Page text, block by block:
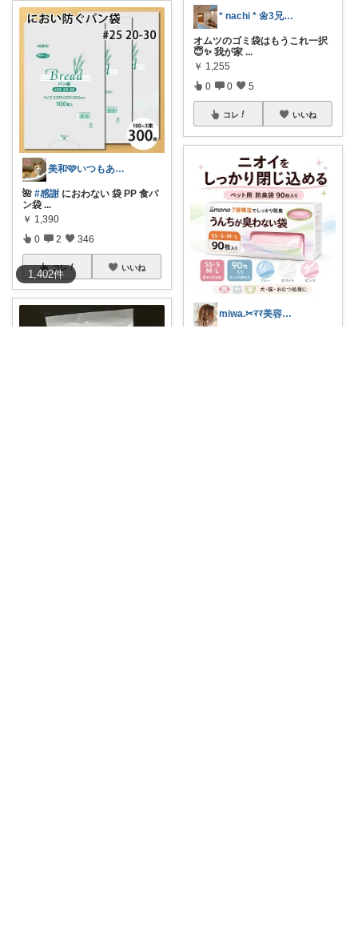
1,402件
美和🩷いつもありがとう
🌺 #感謝 におわない 袋 PP 食パ
ン袋 ...
￥ 1,390
0 2 346
コレ いいね
* nachi * 🌼3兄妹ママ🌼
オムツのゴミ袋はもうこれ一択
😇✨️ 我が家 ...
￥ 1,255
0 0 5
コレ いいね
miwa.✂︎ﾏﾏ美容師💎